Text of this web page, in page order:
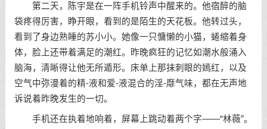
第二天，陈宇是在一阵手机铃声中醒来的。他宿醉的脑
袋疼得厉害，睁开眼，看到的是陌生的天花板。他转过头，
看到了身边熟睡的苏小小。她像一只慵懒的小猫，蜷缩着身
体，脸上还带着满足的潮红。昨晚疯狂的记忆如潮水般涌入
脑海，清晰得让他无所遁形。床单上那抹刺眼的嫣红，以及
空气中弥漫着的精-液和爱-液混合的淫-靡气味，都在无声地
诉说着昨晚发生的一切。
手机还在执着地响着，屏幕上跳动着两个字——“林薇”。